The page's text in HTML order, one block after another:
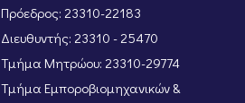
Πρόεδρος: 23310-22183
Διευθυντής: 23310 - 25470
Τμήμα Μητρώου: 23310-29774
Τμήμα Εμποροβιομηχανικών &